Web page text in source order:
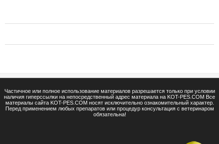
Частичное или полное использование материалов разрешается только при условии
наличия гиперссылки на непосредственный адрес материала на KOT-PES.COM Все
материалы сайта KOT-PES.COM носят исключительно ознакомительный характер.
Перед применением любых препаратов или процедур консультация с ветеринаром
обязательна!